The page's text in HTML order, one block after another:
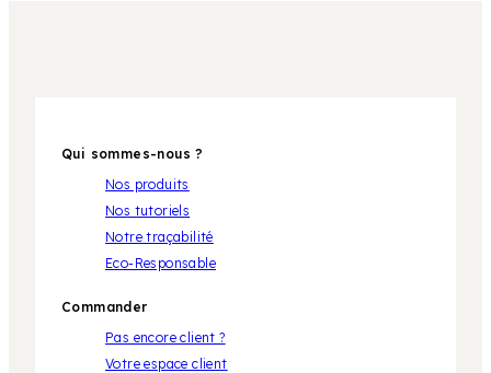
Qui sommes-nous ?
Nos produits
Nos tutoriels
Notre traçabilité
Eco-Responsable
Commander
Pas encore client ?
Votre espace client